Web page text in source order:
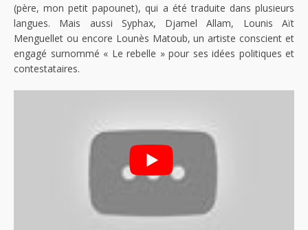
(père, mon petit papounet), qui a été traduite dans plusieurs
langues. Mais aussi Syphax, Djamel Allam, Lounis Aït
Menguellet ou encore Lounès Matoub, un artiste conscient et
engagé surnommé « Le rebelle » pour ses idées politiques et
contestataires.